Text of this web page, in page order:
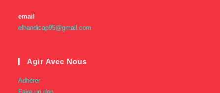
email
elhandicap95@gmail.com
Agir Avec Nous
Adhérer